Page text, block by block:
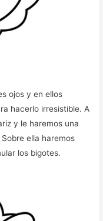
ojos y en ellos
hacerlo irresistible. A
y le haremos una
ella haremos
los bigotes.